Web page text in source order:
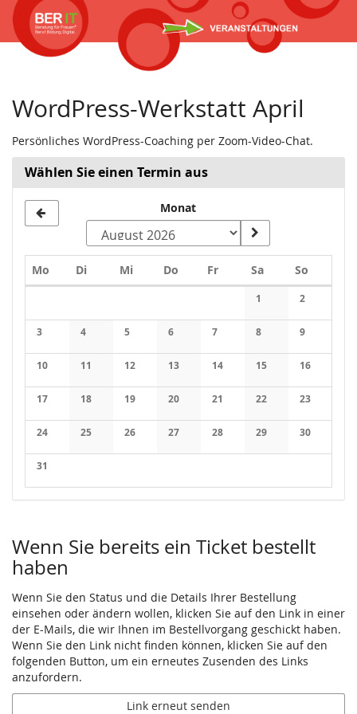
Zum
Haupt-
Inhalt
springen
WordPress-Werkstatt April
Persönliches WordPress-Coaching per Zoom-Video-Chat.
Wählen Sie einen Termin aus
Monat
Mo Montag
DiDienstag
MiMittwoch
Do Donnerstag
FrFreitagSaSamstag
So
1
Keine
2
Keine
3
Keine Veranstaltungen
4
Keine Veranstaltungen
5
Keine Veranstaltungen
6
Keine Veranstaltungen
7
Keine Veranstaltungen
8
Keine
9
Keine
10
Keine Veranstaltungen
11
Keine Veranstaltungen
12
Keine Veranstaltungen
13
Keine Veranstaltungen
14
Keine Veranstaltungen
15
Keine
16
Keine
17
Keine Veranstaltungen
18
Keine Veranstaltungen
19
Keine Veranstaltungen
20
Keine Veranstaltungen
21
Keine Veranstaltungen
22
Keine
23
Keine
24
Keine Veranstaltungen
25
Keine Veranstaltungen
26
Keine Veranstaltungen
27
Keine Veranstaltungen
28
Keine Veranstaltungen
29
Keine
30
Keine
31
Keine Veranstaltungen
Wenn Sie bereits ein Ticket bestellt
haben
Wenn Sie den Status und die Details Ihrer Bestellung
einsehen oder ändern wollen, klicken Sie auf den Link in einer
der E-Mails, die wir Ihnen im Bestellvorgang geschickt haben.
Wenn Sie den Link nicht finden können, klicken Sie auf den
folgenden Button, um ein erneutes Zusenden des Links
anzufordern.
Link erneut senden